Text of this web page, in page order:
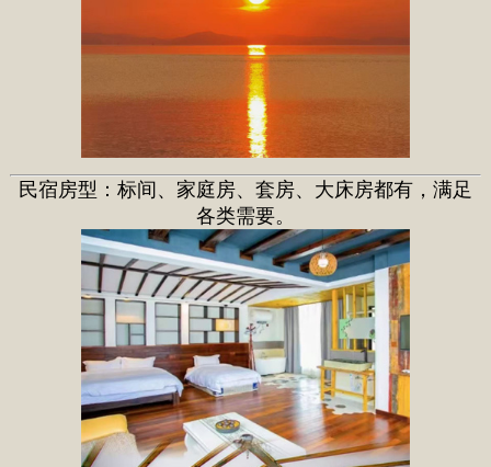
民宿房型：标间、家庭房、套房、大床房都有，满足
各类需要。